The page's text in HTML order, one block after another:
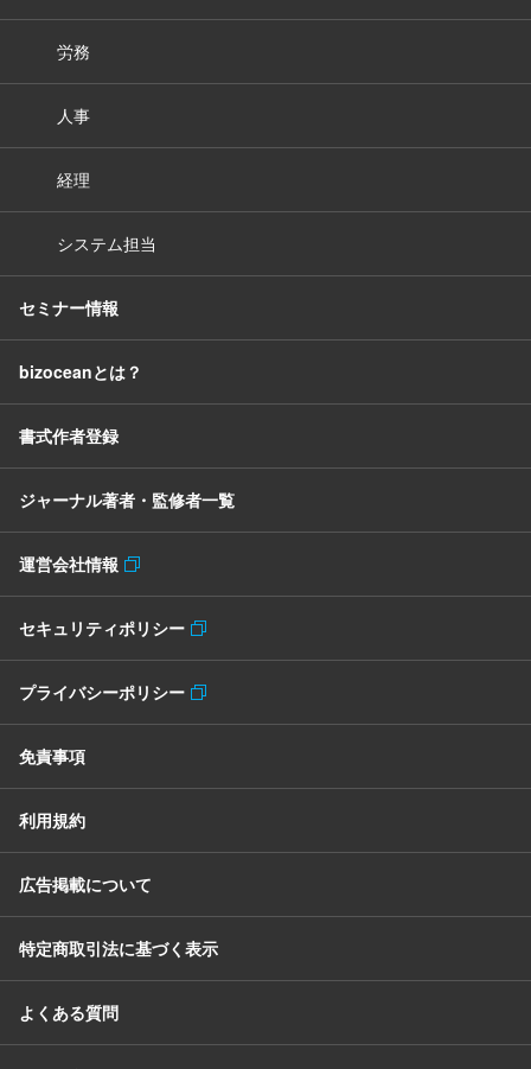
労務
人事
経理
システム担当
セミナー情報
bizoceanとは？
書式作者登録
ジャーナル著者・監修者一覧
運営会社情報
セキュリティポリシー
プライバシーポリシー
免責事項
利用規約
広告掲載について
特定商取引法に基づく表示
よくある質問